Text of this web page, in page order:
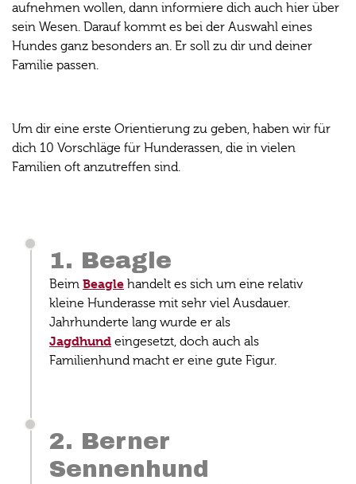
aufnehmen wollen, dann informiere dich auch hier über
sein Wesen. Darauf kommt es bei der Auswahl eines
Hundes ganz besonders an. Er soll zu dir und deiner
Familie passen.
Um dir eine erste Orientierung zu geben, haben wir für
dich 10 Vorschläge für Hunderassen, die in vielen
Familien oft anzutreffen sind.
1. Beagle
Beim Beagle handelt es sich um eine relativ
kleine Hunderasse mit sehr viel Ausdauer.
Jahrhunderte lang wurde er als
Jagdhund eingesetzt, doch auch als
Familienhund macht er eine gute Figur.
2. Berner
Sennenhund